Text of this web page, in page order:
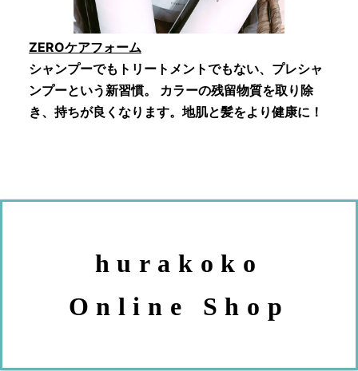
ZEROケアフォーム
シャンプーでもトリートメントでもない、プレシャ
ンプーという新習慣。 カラーの残留物質を取り除
き、持ちが良くなります。地肌と髪をより健康に！
hurakoko
Online Shop